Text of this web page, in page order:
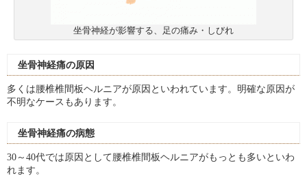
坐骨神経が影響する、足の痛み・しびれ
坐骨神経痛の原因
多くは腰椎椎間板ヘルニアが原因といわれています。明確な原因が
不明なケースもあります。
坐骨神経痛の病態
30～40代では原因として腰椎椎間板ヘルニアがもっとも多いといわ
れます。